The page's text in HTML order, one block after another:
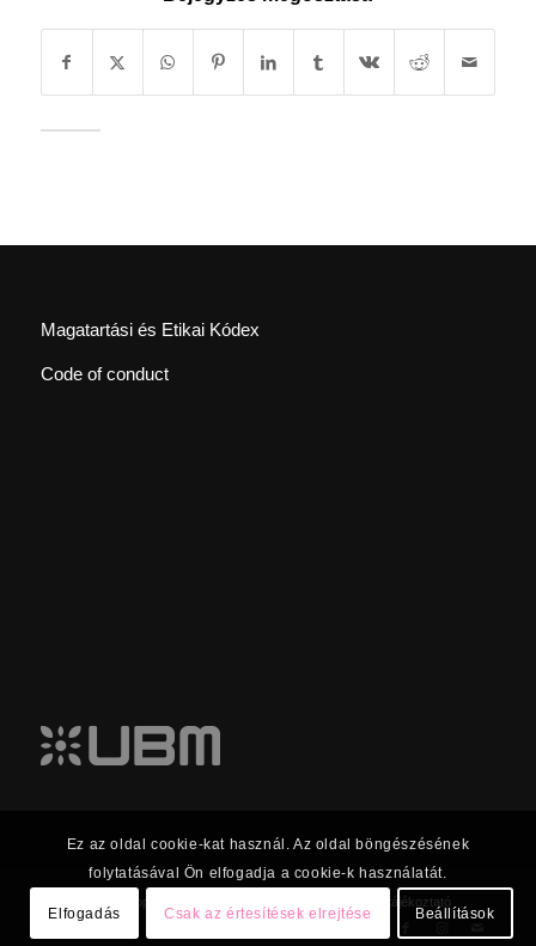
Magatartási és Etikai Kódex
Code of conduct
© 2023 UBM Csoport Befektetői kapcsolatok | Adatkezelési tájékoztató
Ez az oldal cookie-kat használ. Az oldal böngészésének
folytatásával Ön elfogadja a cookie-k használatát.
Elfogadás Csak az értesítések elrejtése Beállítások